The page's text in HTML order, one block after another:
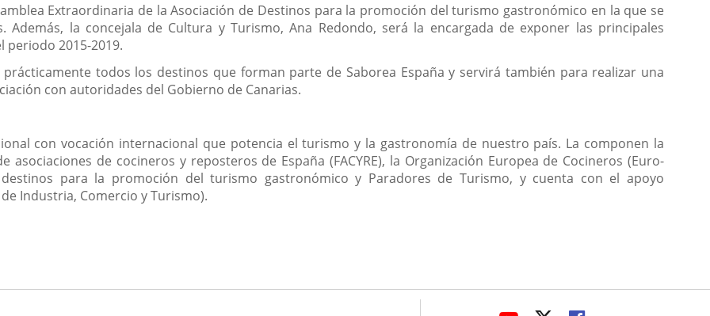
Extraordinaria de la Asociación de Destinos para la promoción del turismo gastronómico en la que se
Además, la concejala de Cultura y Turismo, Ana Redondo, será la encargada de exponer las principales
periodo 2015-2019.
todos los destinos que forman parte de Saborea España y servirá también para realizar una
con autoridades del Gobierno de Canarias.
con vocación internacional que potencia el turismo y la gastronomía de nuestro país. La componen la
asociaciones de cocineros y reposteros de España (FACYRE), la Organización Europea de Cocineros (Euro-
destinos para la promoción del turismo gastronómico y Paradores de Turismo, y cuenta con el apoyo
Industria, Comercio y Turismo).